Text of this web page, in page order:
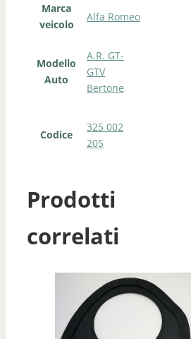
Marca
veicolo
Alfa Romeo
Modello
Auto
A.R. GT-
GTV
Bertone
Codice
325 002
205
Prodotti
correlati